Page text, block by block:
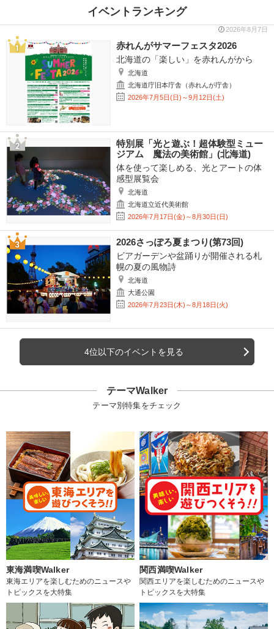
イベントランキング
2026年8月7日
赤れんがサマーフェスタ2026
北海道の「楽しい」を赤れんがから
北海道
北海道庁旧本庁舎（赤れんが庁舎）
2026年7月5日(日)～9月12日(土)
特別展「光と遊ぶ！超体験型ミュー
ジアム 魔法の美術館」(北海道)
体を使って楽しめる、光とアートの体
感型展覧会
北海道
北海道立近代美術館
2026年7月17日(金)～8月30日(日)
2026さっぽろ夏まつり(第73回)
ビアガーデンや盆踊りが開催される札
幌の夏の風物詩
北海道
大通公園
2026年7月23日(木)～8月18日(火)
4位以下のイベントを見る
テーマWalker
テーマ別特集をチェック
東海満喫Walker
東海エリアを楽しむためのニュースや
トピックスを大特集
関西満喫Walker
関西エリアを楽しむためのニュースや
トピックスを大特集